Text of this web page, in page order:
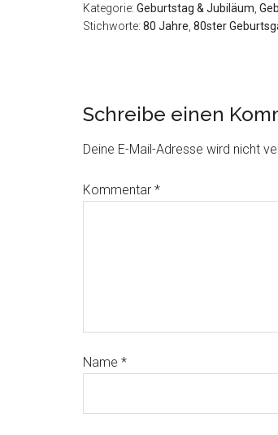
Kategorie: Geburtstag & Jubiläum
Stichworte: 80 Jahre 80ster
Schreibe einen
Deine E-Mail-Adresse wird nicht
Kommentar *
Name *